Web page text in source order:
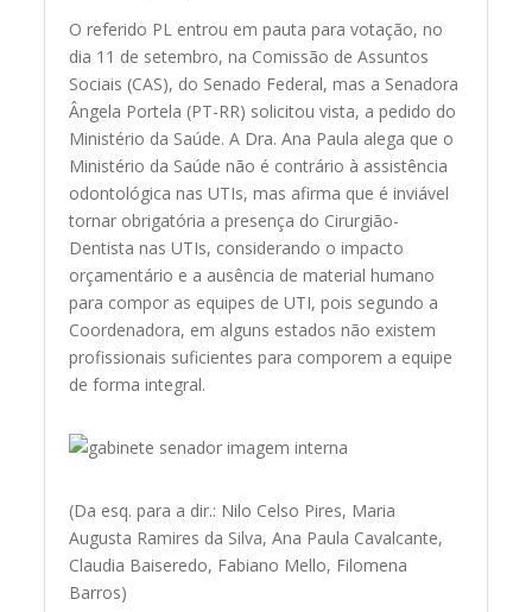
O referido PL entrou em pauta para votação, no
dia 11 de setembro, na Comissão de Assuntos
Sociais (CAS), do Senado Federal, mas a Senadora
Ângela Portela (PT-RR) solicitou vista, a pedido do
Ministério da Saúde. A Dra. Ana Paula alega que o
Ministério da Saúde não é contrário à assistência
odontológica nas UTIs, mas afirma que é inviável
tornar obrigatória a presença do Cirurgião-
Dentista nas UTIs, considerando o impacto
orçamentário e a ausência de material humano
para compor as equipes de UTI, pois segundo a
Coordenadora, em alguns estados não existem
profissionais suficientes para comporem a equipe
de forma integral.
(Da esq. para a dir.: Nilo Celso Pires, Maria
Augusta Ramires da Silva, Ana Paula Cavalcante,
Claudia Baiseredo, Fabiano Mello, Filomena
Barros)